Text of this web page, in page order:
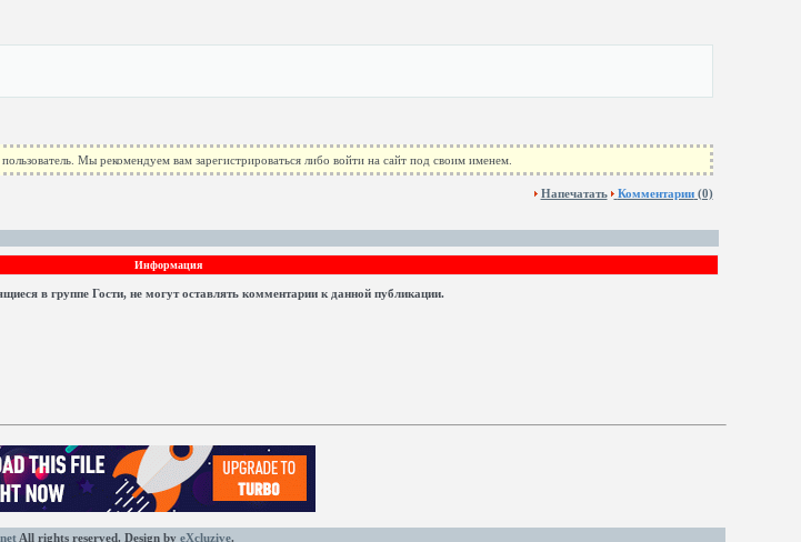
Мы рекомендуем вам зарегистрироваться либо войти на сайт под своим именем.
Напечатать Комментарии(0)
Информация
в группе Гости, не могут оставлять комментарии к данной публикации.
All rights reserved. Design by eXcluzive.